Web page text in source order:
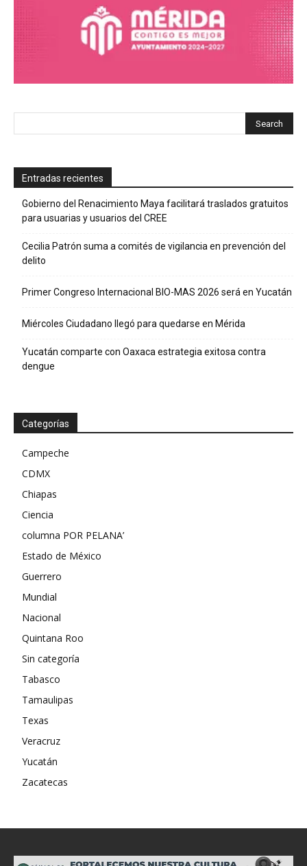
Entradas recientes
Gobierno del Renacimiento Maya facilitará traslados gratuitos
para usuarias y usuarios del CREE
Cecilia Patrón suma a comités de vigilancia en prevención del
delito
Primer Congreso Internacional BIO-MAS 2026 será en Yucatán
Miércoles Ciudadano llegó para quedarse en Mérida
Yucatán comparte con Oaxaca estrategia exitosa contra
dengue
Categorías
Campeche
CDMX
Chiapas
Ciencia
columna POR PELANA’
Estado de México
Guerrero
Mundial
Nacional
Quintana Roo
Sin categoría
Tabasco
Tamaulipas
Texas
Veracruz
Yucatán
Zacatecas